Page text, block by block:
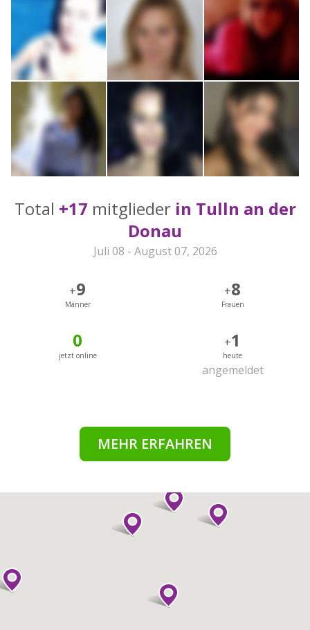
Total +17 mitglieder in Tulln an der
Donau
Juli 08 - August 07, 2026
+9
Männer
+8
Frauen
0
jetzt online
+1
heute
angemeldet
MEHR ERFAHREN